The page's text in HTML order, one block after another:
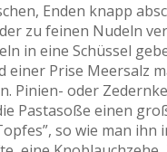
Enden knapp
zu feinen Nudeln
in eine Schüssel
einer Prise Meersalz
Pinien- oder
Pastasoße einen
so wie man